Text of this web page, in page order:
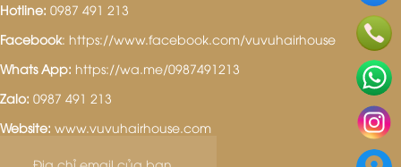
Hotline: 0987 491 213
Facebook: https://www.facebook.com/vuvuhairhouse
Whats App: https://wa.me/0987491213
Zalo: 0987 491 213
Website: www.vuvuhairhouse.com